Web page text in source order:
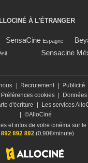
À L'ÉTRANGER
SensaCine Espagne
Sensacine
Recrutement Publicité
Préférences cookies
d'écriture Les services
©AlloCiné
et infos de votre cinéma sur
892 892 892(0,90€/minute)